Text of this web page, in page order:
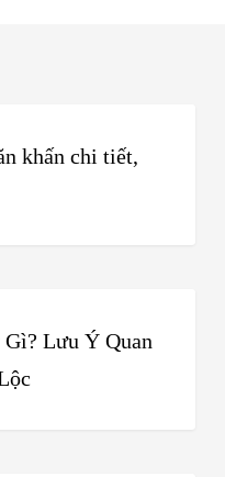
khấn chi tiết,
Lưu Ý Quan